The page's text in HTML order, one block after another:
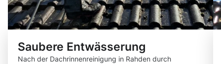
Saubere Entwässerung
Nach der Dachrinnenreinigung in Rahden durch